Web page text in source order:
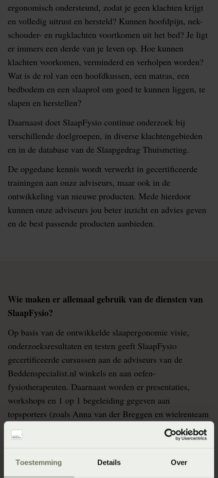
Toestemming Details Over
ergonomisch ondersteund, zodat je geen klachten krijgt
en volledig uitrust en hersteld? Kunnen hoofdpijn, nek-
schouder- en rugklachten voortkomen uit het bed? Je ligt
er immers een derde van je leven op. Hoe kunnen
klachten voorkomen, verminderd en verholpen worden?
Wat is de rol van een hoofdkussen, een matras, een
bedbodem en een slaaprol om goed te kunnen liggen, te
slapen en herstellen?
Daarnaast doet SlaapFysio continue onderzoek bij
verschillende doelgroepen, in diverse klachtengebieden
en in de database van de Slaapgedrag Thuismeting.
De opgedane kennis wordt verwerkt in gecertificeerde
trainingen aan onze adviseurs, maar ook in de
ontwikkeling van nieuwe producten. Mede hierdoor
kunnen onze adviseurs jou beter inzicht en advies geven
en de best passende producten aanbieden.
Wie maken er allemaal gebruik van de diensten van
SlaapFysio?
Op basis van de ontwikkelde slaapergonomie visie,
onderzoeksresultaten en testen geeft SlaapFysio
gecertificeerde cursussen aan de adviseurs van de
Beddenspecialist.nl winkels en aan oefen-
fysiotherapeuten. Daarnaast worden er presentaties,
workshops en 1 op 1 begeleiding gegeven aan
topsporters (zoals Anna van der Breggen en wielrenteam
SD Workx, topjudoka Roy Meyer en de voetballers van
sc Heerenveen), mensen uit het bedrijfsleven en
mensen een SlaapSelfie sturen aan SlaapFysio en aan de